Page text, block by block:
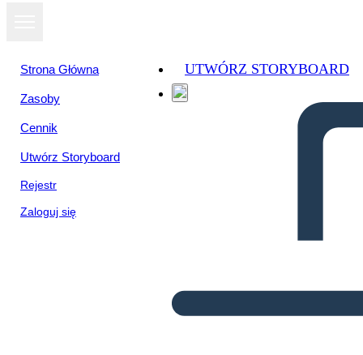
Strona Główna
Zasoby
Cennik
Utwórz Storyboard
Rejestr
Zaloguj się
UTWÓRZ STORYBOARD